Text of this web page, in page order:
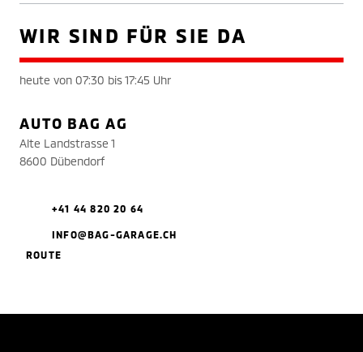
WIR SIND FÜR SIE DA
heute von 07:30 bis 17:45 Uhr
AUTO BAG AG
Alte Landstrasse 1
8600 Dübendorf
+41 44 820 20 64
INFO@BAG-GARAGE.CH
ROUTE